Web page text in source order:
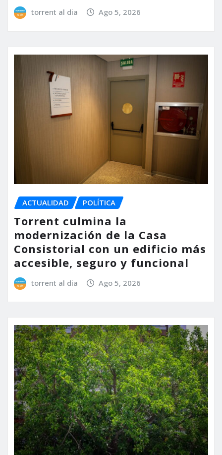
torrent al dia Ago 5, 2026
ACTUALIDAD POLÍTICA
Torrent culmina la
modernización de la Casa
Consistorial con un edificio más
accesible, seguro y funcional
torrent al dia Ago 5, 2026